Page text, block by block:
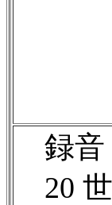
録音
20